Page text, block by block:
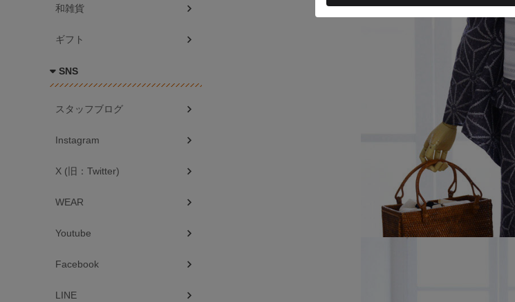
和雑貨
ギフト
SNS
スタッフブログ
Instagram
X (旧：Twitter)
WEAR
Youtube
Facebook
LINE